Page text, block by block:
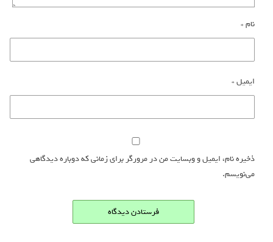
نام*
ایمیل*
ذخیره نام، ایمیل و وبسایت من در مرورگر برای زمانی که دوباره دیدگاهی
می‌نویسم.